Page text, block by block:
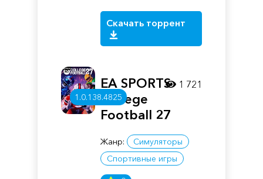
Скачать торрент
1.0.138.4825
EA SPORTS
College
Football 27
Жанр:
Симуляторы
Спортивные игры
1 721